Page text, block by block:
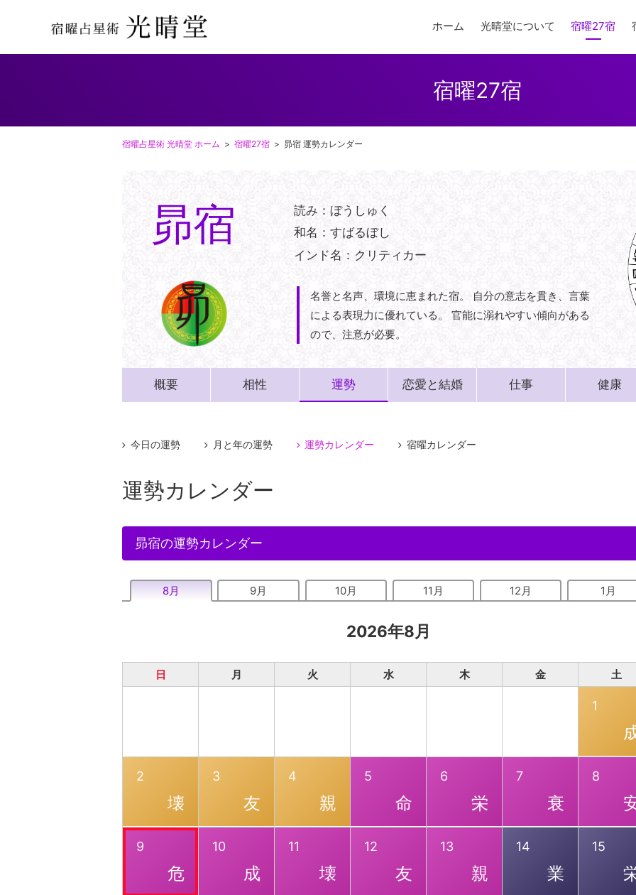
ホーム 光晴堂について 宿曜27宿
宿曜27宿
宿曜占星術 光晴堂 ホーム 宿曜27宿 昴宿 運勢カレンダー
昴宿
読み：ぼうしゅく
和名：すばるぼし
インド名：クリティカー
名誉と名声、環境に恵まれた宿。 自分の意志を貫き、言葉
による表現力に優れている。 官能に溺れやすい傾向がある
ので、注意が必要。
概要 相性 運勢 恋愛と結婚 仕事 健康
今日の運勢 月と年の運勢 運勢カレンダー 宿曜カレンダー
運勢カレンダー
昴宿の運勢カレンダー
8月 9月 10月 11月 12月 1月
2026年8月
日 月 火 水 木 金 土
1
2
壊
3
友
4
親
5
命
6
栄
7
衰
8
9
危
10
成
11
壊
12
友
13
親
14
業
15